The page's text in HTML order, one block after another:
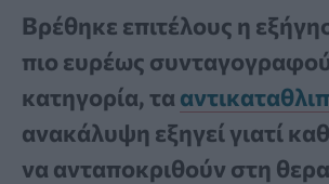
Βρέθηκε επιτέλους η
πιο ευρέως
κατηγορία, τα
ανακάλυψη εξηγεί γιατί
να ανταποκριθούν στη